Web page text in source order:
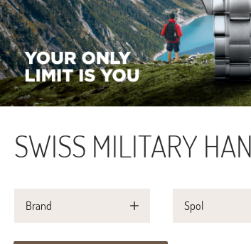
SWISS MILITARY
Brand Spol